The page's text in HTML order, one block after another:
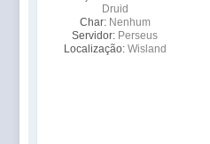
Druid
Char: Nenhum
Servidor: Perseus
Localização: Wisland